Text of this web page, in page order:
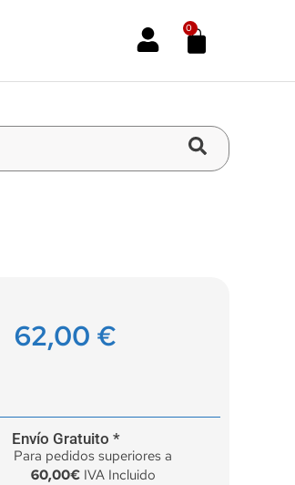
0
62,00 €
Envío Gratuito *
Para pedidos superiores a
60,00€IVA Incluido